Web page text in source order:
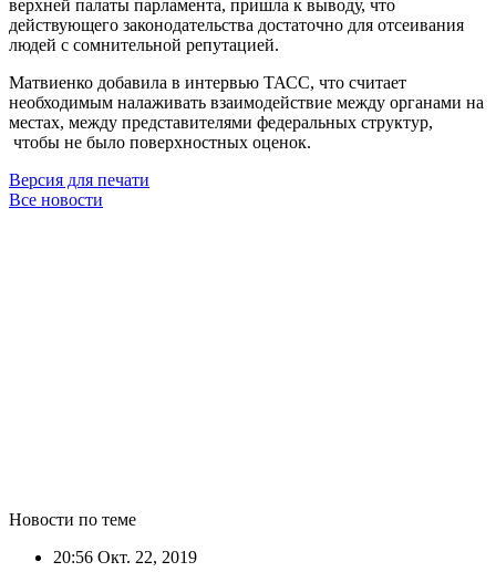
верхней палаты парламента, пришла к выводу, что
действующего законодательства достаточно для отсеивания
людей с сомнительной репутацией.
Матвиенко добавила в интервью ТАСС, что считает
необходимым налаживать взаимодействие между органами на
местах, между представителями федеральных структур,
чтобы не было поверхностных оценок.
Версия для печати
Все новости
Новости по теме
20:56 Окт. 22, 2019